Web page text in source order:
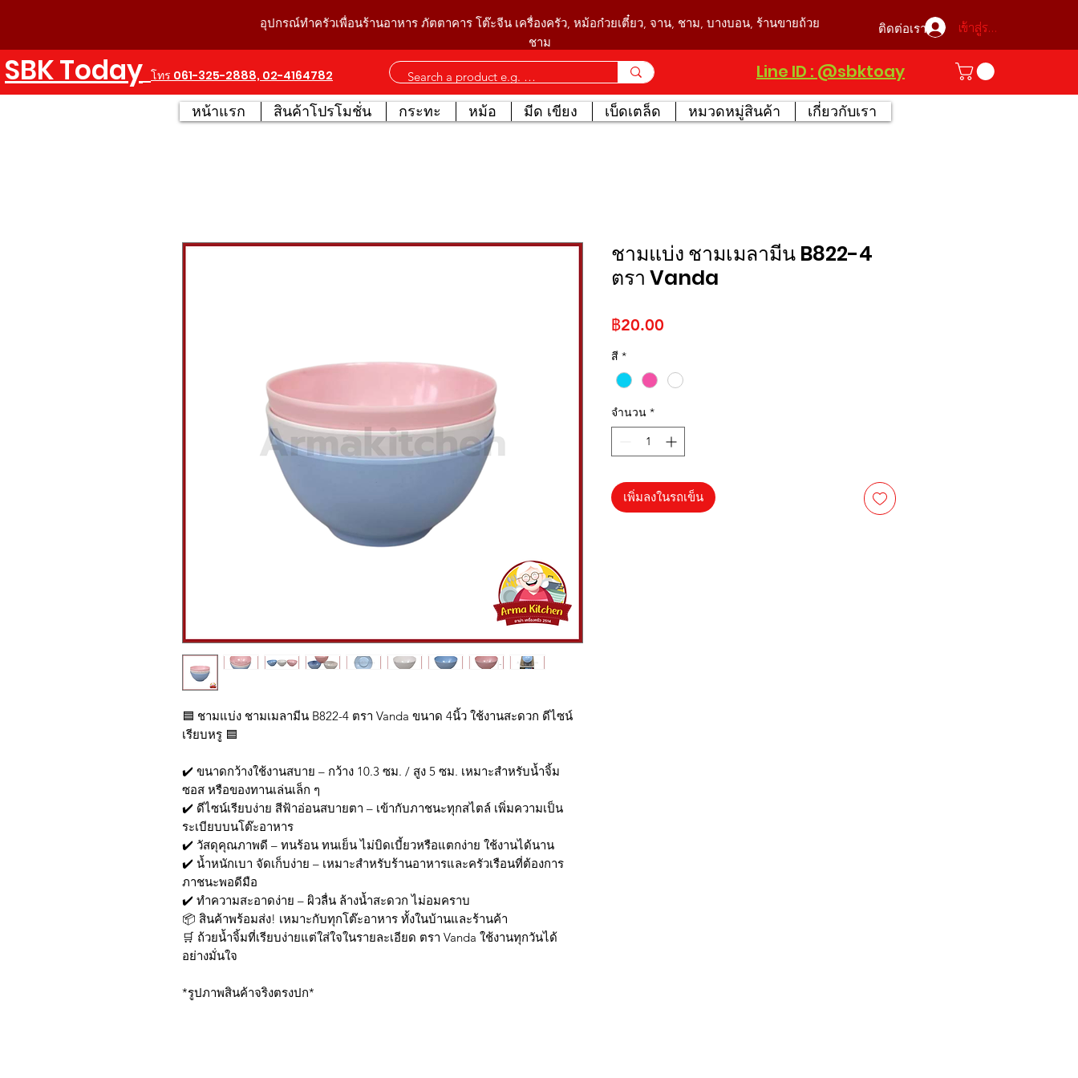
อุปกรณ์ทำครัวเพื่อนร้านอาหาร ภัตตาคาร โต๊ะจีน เครื่องครัว, หม้อก๋วยเตี๋ยว, จาน, ชาม, บางบอน, ร้านขายถ้วย
ชาม
เข้าสู่ระบบ
ติดต่อเรา
SBK Today โทร 061-325-2888, 02-4164782 Line ID : @sbktoay
หน้าแรก สินค้าโปรโมชั่น กระทะ หม้อ มีด เขียง เบ็ดเตล็ด หมวดหมู่สินค้า เกี่ยวกับเรา
🟦 ชามแบ่ง ชามเมลามีน B822-4 ตรา Vanda ขนาด 4นิ้ว ใช้งานสะดวก ดีไซน์
เรียบหรู 🟦
✔️ ขนาดกว้างใช้งานสบาย – กว้าง 10.3 ซม. / สูง 5 ซม. เหมาะสำหรับน้ำจิ้ม
ซอส หรือของทานเล่นเล็ก ๆ
✔️ ดีไซน์เรียบง่าย สีฟ้าอ่อนสบายตา – เข้ากับภาชนะทุกสไตล์ เพิ่มความเป็น
ระเบียบบนโต๊ะอาหาร
✔️ วัสดุคุณภาพดี – ทนร้อน ทนเย็น ไม่บิดเบี้ยวหรือแตกง่าย ใช้งานได้นาน
✔️ น้ำหนักเบา จัดเก็บง่าย – เหมาะสำหรับร้านอาหารและครัวเรือนที่ต้องการ
ภาชนะพอดีมือ
✔️ ทำความสะอาดง่าย – ผิวลื่น ล้างน้ำสะดวก ไม่อมคราบ
📦 สินค้าพร้อมส่ง! เหมาะกับทุกโต๊ะอาหาร ทั้งในบ้านและร้านค้า
🛒 ถ้วยน้ำจิ้มที่เรียบง่ายแต่ใส่ใจในรายละเอียด ตรา Vanda ใช้งานทุกวันได้
อย่างมั่นใจ
*รูปภาพสินค้าจริงตรงปก*
ชามแบ่ง ชามเมลามีน B822-4
ตรา Vanda
฿20.00
สี *
จำนวน *
เพิ่มลงในรถเข็น